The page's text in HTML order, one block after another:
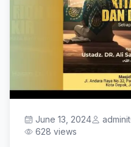
Prestasi
June 13, 2024 adminit
628 views